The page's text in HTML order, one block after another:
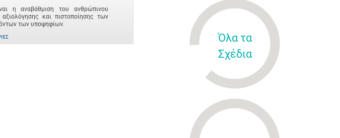
η αναβάθμιση του ανθρώπινου
και πιστοποίησης των
των υποψηφίων.
Όλα τα
Σχέδια